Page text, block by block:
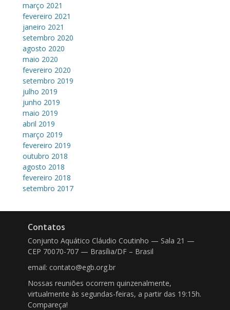
março 2021
fevereiro 2021
janeiro 2021
setembro 2020
agosto 2020
maio 2020
fevereiro 2020
setembro 2019
julho 2019
junho 2019
maio 2019
abril 2019
março 2019
fevereiro 2019
outubro 2018
agosto 2018
fevereiro 2018
setembro 2017
Contatos
Conjunto Aquático Cláudio Coutinho — Sala 21 —
CEP 70070-707 — Brasília/DF – Brasil
email: contato@egb.org.br
Nossas reuniões ocorrem quinzenalmente,
virtualmente às segundas-feiras, a partir das 19:15h.
Compareça!